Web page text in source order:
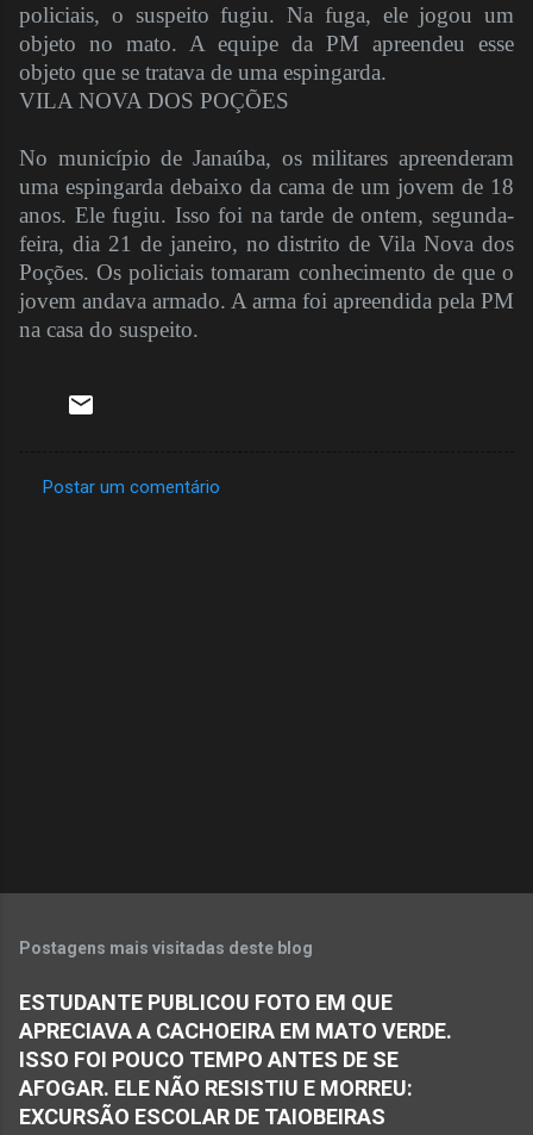
policiais, o suspeito fugiu. Na fuga, ele jogou um
objeto no mato. A equipe da PM apreendeu esse
objeto que se tratava de uma espingarda.
VILA NOVA DOS POÇÕES
No município de Janaúba, os militares apreenderam
uma espingarda debaixo da cama de um jovem de 18
anos. Ele fugiu. Isso foi na tarde de ontem, segunda-
feira, dia 21 de janeiro, no distrito de Vila Nova dos
Poções. Os policiais tomaram conhecimento de que o
jovem andava armado. A arma foi apreendida pela PM
na casa do suspeito.
Postar um comentário
Postagens mais visitadas deste blog
ESTUDANTE PUBLICOU FOTO EM QUE
APRECIAVA A CACHOEIRA EM MATO VERDE.
ISSO FOI POUCO TEMPO ANTES DE SE
AFOGAR. ELE NÃO RESISTIU E MORREU:
EXCURSÃO ESCOLAR DE TAIOBEIRAS